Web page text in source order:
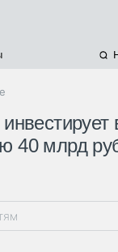
40 млрд